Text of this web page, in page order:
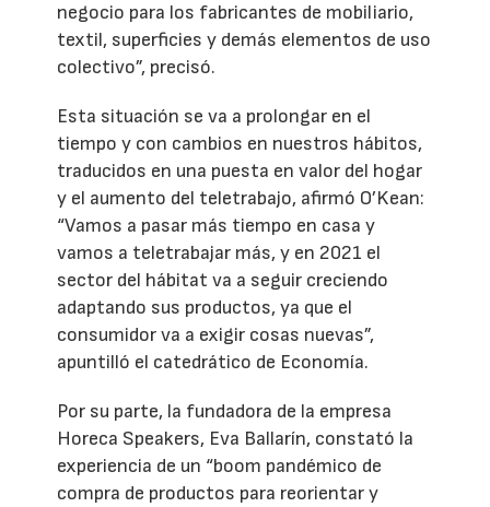
negocio para los fabricantes de mobiliario,
textil, superficies y demás elementos de uso
colectivo”, precisó.
Esta situación se va a prolongar en el
tiempo y con cambios en nuestros hábitos,
traducidos en una puesta en valor del hogar
y el aumento del teletrabajo, afirmó O’Kean:
“Vamos a pasar más tiempo en casa y
vamos a teletrabajar más, y en 2021 el
sector del hábitat va a seguir creciendo
adaptando sus productos, ya que el
consumidor va a exigir cosas nuevas”,
apuntilló el catedrático de Economía.
Por su parte, la fundadora de la empresa
Horeca Speakers, Eva Ballarín, constató la
experiencia de un “boom pandémico de
compra de productos para reorientar y